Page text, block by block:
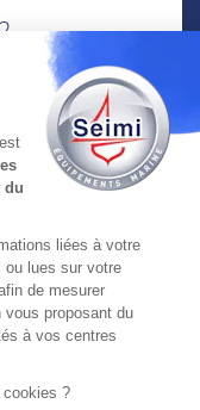
du
liées à votre
ou lues sur votre
de mesurer
vous proposant du
à vos centres
?